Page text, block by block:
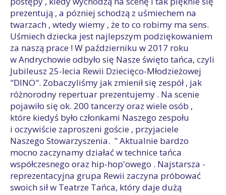
prezentują , a pózniej schodzą z uśmiechem na
twarzach , wtedy wiemy , że to co robimy ma sens.
Uśmiech dziecka jest najlepszym podziękowaniem
za naszą prace ! W październiku w 2017 roku
w Andrychowie odbyło się Nasze święto tańca, czyli
Jubileusz 25-lecia Rewii Dziecięco-Młodzieżowej
"DINO". Zobaczyliśmy jak zmienił się zespół , jak
różnorodny repertuar prezentujemy . Na scenie
pojawiło się ok. 200 tancerzy oraz wiele osób ,
które kiedyś było członkami Naszego zespołu
i oczywiście zaproszeni goście , przyjaciele
Naszego Stowarzyszenia. " Aktualnie bardzo
mocno zaczynamy działać w technice tańca
współczesnego oraz hip-hop'owego . Najstarsza -
reprezentacyjna grupa Rewii zaczyna próbować
swoich sił w Teatrze Tańca, który daje dużą